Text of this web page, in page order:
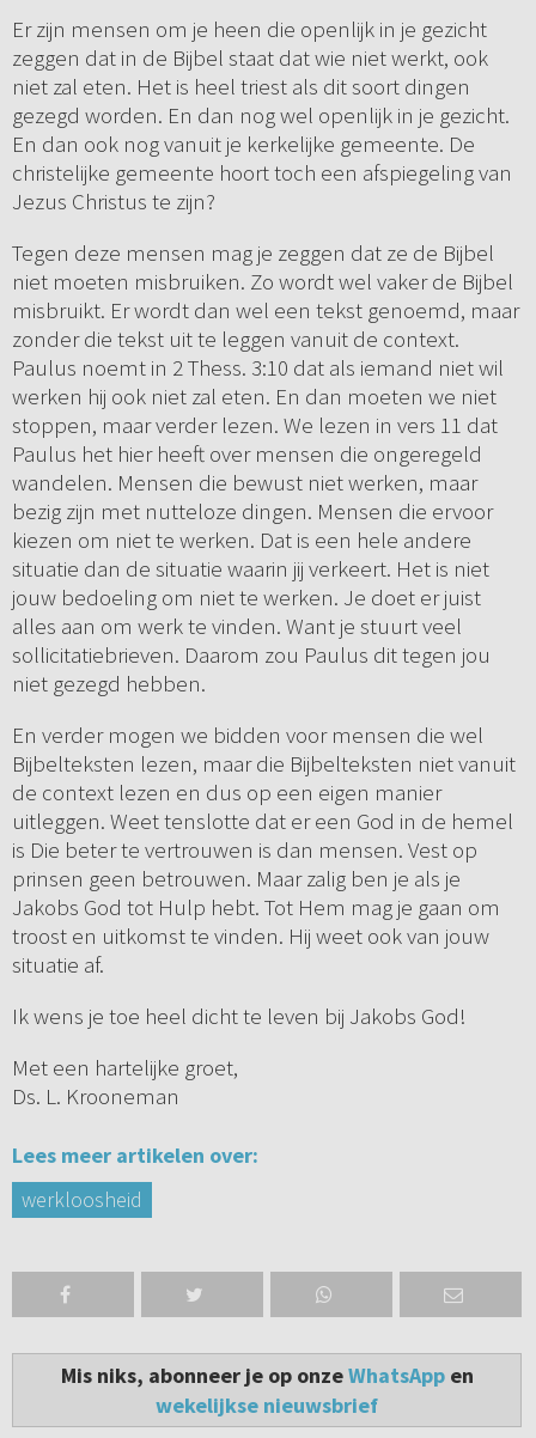
Er zijn mensen om je heen die openlijk in je gezicht
zeggen dat in de Bijbel staat dat wie niet werkt, ook
niet zal eten. Het is heel triest als dit soort dingen
gezegd worden. En dan nog wel openlijk in je gezicht.
En dan ook nog vanuit je kerkelijke gemeente. De
christelijke gemeente hoort toch een afspiegeling van
Jezus Christus te zijn?
Tegen deze mensen mag je zeggen dat ze de Bijbel
niet moeten misbruiken. Zo wordt wel vaker de Bijbel
misbruikt. Er wordt dan wel een tekst genoemd, maar
zonder die tekst uit te leggen vanuit de context.
Paulus noemt in 2 Thess. 3:10 dat als iemand niet wil
werken hij ook niet zal eten. En dan moeten we niet
stoppen, maar verder lezen. We lezen in vers 11 dat
Paulus het hier heeft over mensen die ongeregeld
wandelen. Mensen die bewust niet werken, maar
bezig zijn met nutteloze dingen. Mensen die ervoor
kiezen om niet te werken. Dat is een hele andere
situatie dan de situatie waarin jij verkeert. Het is niet
jouw bedoeling om niet te werken. Je doet er juist
alles aan om werk te vinden. Want je stuurt veel
sollicitatiebrieven. Daarom zou Paulus dit tegen jou
niet gezegd hebben.
En verder mogen we bidden voor mensen die wel
Bijbelteksten lezen, maar die Bijbelteksten niet vanuit
de context lezen en dus op een eigen manier
uitleggen. Weet tenslotte dat er een God in de hemel
is Die beter te vertrouwen is dan mensen. Vest op
prinsen geen betrouwen. Maar zalig ben je als je
Jakobs God tot Hulp hebt. Tot Hem mag je gaan om
troost en uitkomst te vinden. Hij weet ook van jouw
situatie af.
Ik wens je toe heel dicht te leven bij Jakobs God!
Met een hartelijke groet,
Ds. L. Krooneman
Lees meer artikelen over:
werkloosheid
Mis niks, abonneer je op onzeWhatsAppen
wekelijkse nieuwsbrief